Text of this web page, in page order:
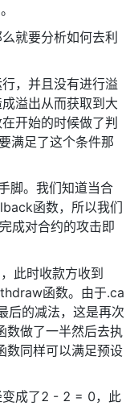
就要分析如何去利
，并且没有进行溢
溢出从而获取到大
开始的时候做了判
满足了这个条件那
脚。我们知道当合
函数，所以我们
成对合约的攻击即
此时收款方收到
函数。由于.ca
后的减法，这是再次
做了一半然后去执
同样可以满足预设
变成了2 - 2 = 0，此